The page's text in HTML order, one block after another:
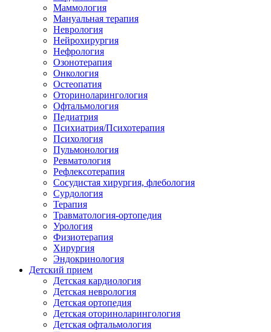
Маммология
Мануальная терапия
Неврология
Нейрохирургия
Нефрология
Озонотерапия
Онкология
Остеопатия
Оториноларингология
Офтальмология
Педиатрия
Психиатрия/Психотерапия
Психология
Пульмонология
Ревматология
Рефлексотерапия
Сосудистая хирургия, флебология
Сурдология
Терапия
Травматология-ортопедия
Урология
Физиотерапия
Хирургия
Эндокринология
Детский прием
Детская кардиология
Детская неврология
Детская ортопедия
Детская оториноларингология
Детская офтальмология